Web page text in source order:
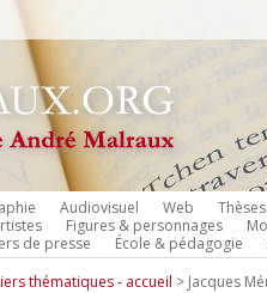
Audiovisuel Web Thèses
Figures & personnages
de presse École & pédagogie
thématiques - accueil > Jacques